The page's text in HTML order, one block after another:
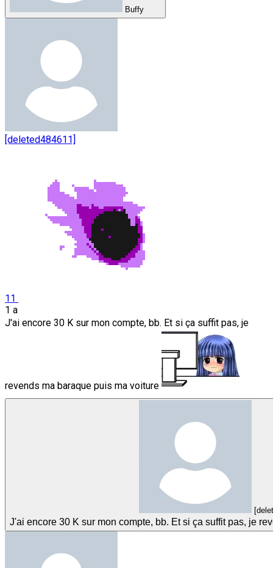
Buffy
[deleted484611]
11
1 a
J'ai encore 30 K sur mon compte, bb. Et si ça suffit pas, je
revends ma baraque puis ma voiture
J'ai encore 30 K sur mon compte, bb. Et si ça suffit pas, je